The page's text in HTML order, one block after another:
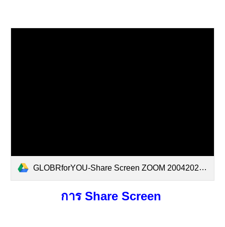
GLOBRforYOU-Share Screen ZOOM 20042021.pdf
การ Share Screen